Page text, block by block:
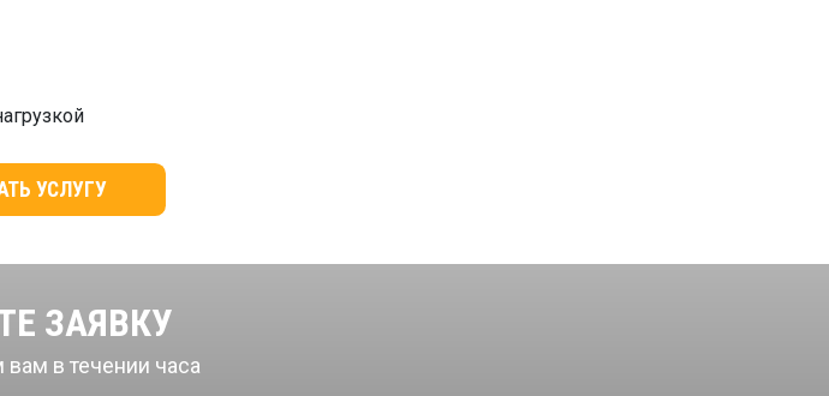
ТЬУСЛУГУ
ЗАЯВКУ
в течении часа